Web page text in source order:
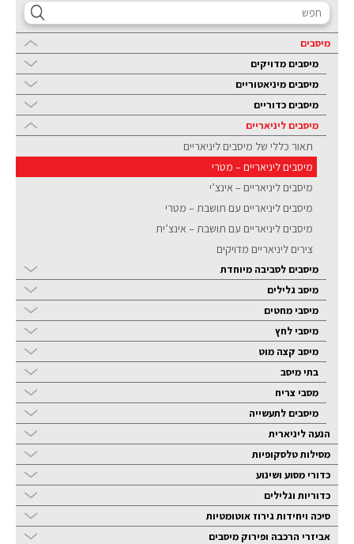
מיסבים
מיסבים מדויקים
מיסבים מיניאטוריים
מיסבים כדוריים
מיסבים ליניאריים
תאור כללי של מיסבים ליניאריים
מיסבים ליניאריים – מטרי
מיסבים ליניאריים – אינצ’י
מיסבים ליניאריים עם תושבת – מטרי
מיסבים ליניאריים עם תושבת – אינצ’ית
צירים ליניאריים מדויקים
מיסבים לסביבה מיוחדת
מיסב גלילים
מיסבי מחטים
מיסבי לחץ
מיסב קצה מוט
בתי מיסב
מסבי צריח
מיסבים לתעשייה
הנעה ליניארית
מסילות טלסקופיות
כדורי מסוע ושינוע
כדוריות וגלילים
סיכה ויחידות גירוז אוטומטיות
אביזרי הרכבה ופירוק מיסבים